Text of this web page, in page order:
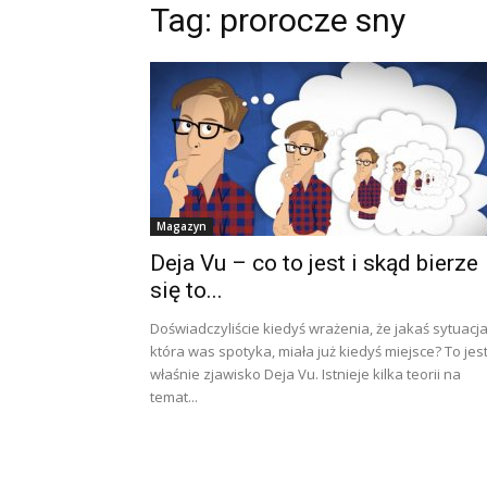
Tag: prorocze sny
Magazyn
Deja Vu – co to jest i skąd bierze
się to...
Doświadczyliście kiedyś wrażenia, że jakaś
która was spotyka, miała już kiedyś miejsce? To jest
właśnie zjawisko Deja Vu. Istnieje kilka teorii na
temat...